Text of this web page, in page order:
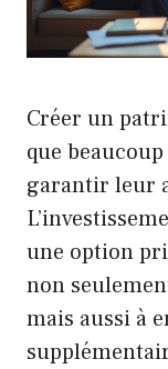
Créer un
que
garantir leur
une option
non
mais aussi à